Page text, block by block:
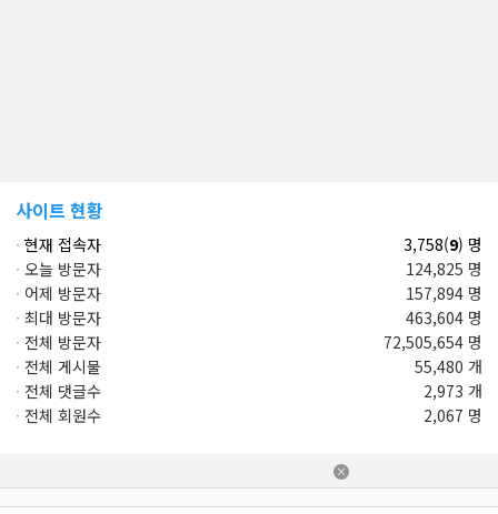
×
사이트 현황
· 현재 접속자 3,758(9) 명
· 오늘 방문자
124,825 명
· 어제 방문자
157,894 명
· 최대 방문자
463,604 명
· 전체 방문자
72,505,654 명
· 전체 게시물
55,480 개
· 전체 댓글수
2,973 개
· 전체 회원수 2,067 명